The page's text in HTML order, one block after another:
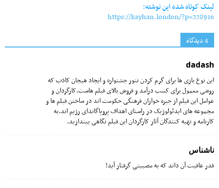
لینک کوتاه شده این نوشته:
https://kayhan.london/?p=228916
4 دیدگاه‌
dadash
این نوع بازی ها برای گرم کردن تنور جشنواره و ایجاد هیجان کاذب که
روشی معمول برای کسب درآمد و فروش بالای فیلم هاست.کارگردان و
عوامل این فیلم از جیره خواران فرهنگی حکومت اند در ساختن فیلم ها و
مجموعه های ایدئولوژیک در راستای اهداف پروپاگاندای رژیم اند.به
کارنامه و تهیه کنندگان آثار کارگردان این فیلم نگاهی بیندازید.
ناشناس
قدر عافیت آن داند که به مصیبتی گرفتار آید!